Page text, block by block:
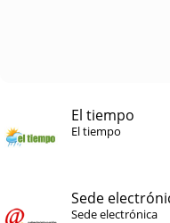
El tiempo
El tiempo
Sede
Sede electrónica